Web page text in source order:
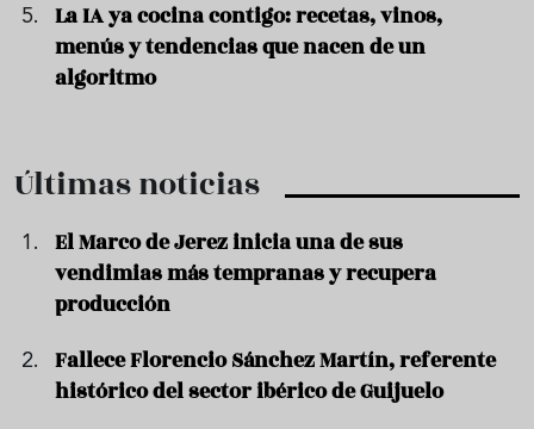
La IA ya cocina contigo: recetas, vinos,
menús y tendencias que nacen de un
algoritmo
Últimas noticias
El Marco de Jerez inicia una de sus
vendimias más tempranas y recupera
producción
Fallece Florencio Sánchez Martín, referente
histórico del sector ibérico de Guijuelo